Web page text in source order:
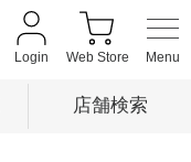
Login Web Store
店舗検索